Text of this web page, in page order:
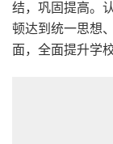
结，巩固提高。
顿达到统一思想
面，全面提升学